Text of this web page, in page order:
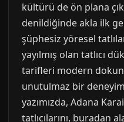
kültürü de ön plana
denildiğinde akla ilk
şüphesiz yöresel
yayılmış olan tatlıcı
tarifleri modern
unutulmaz bir
yazımızda, Adana
tatlıcılarını, buradan